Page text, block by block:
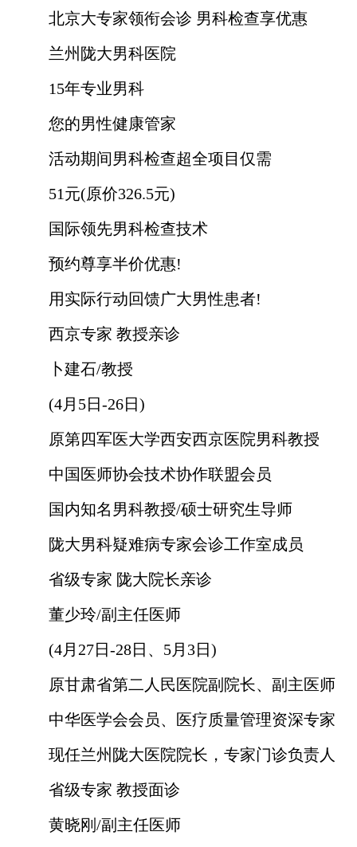
北京大专家领衔会诊 男科检查享优惠
兰州陇大男科医院
15年专业男科
您的男性健康管家
活动期间男科检查超全项目仅需
51元(原价326.5元)
国际领先男科检查技术
预约尊享半价优惠!
用实际行动回馈广大男性患者!
西京专家 教授亲诊
卜建石/教授
(4月5日-26日)
原第四军医大学西安西京医院男科教授
中国医师协会技术协作联盟会员
国内知名男科教授/硕士研究生导师
陇大男科疑难病专家会诊工作室成员
省级专家 陇大院长亲诊
董少玲/副主任医师
(4月27日-28日、5月3日)
原甘肃省第二人民医院副院长、副主医师
中华医学会会员、医疗质量管理资深专家
现任兰州陇大医院院长，专家门诊负责人
省级专家 教授面诊
黄晓刚/副主任医师